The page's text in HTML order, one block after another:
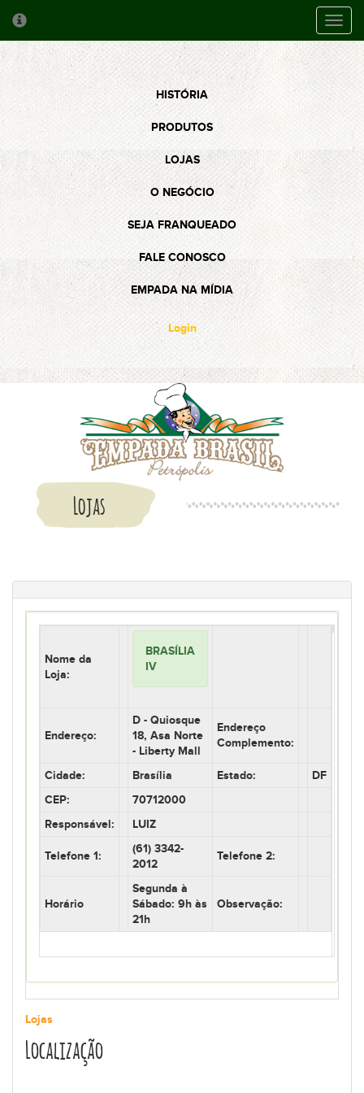
HISTÓRIA
PRODUTOS
LOJAS
O NEGÓCIO
SEJA FRANQUEADO
FALE CONOSCO
EMPADA NA MÍDIA
Login
Lojas
Nome da
Loja:
BRASÍLIA
IV
Endereço:
D - Quiosque
18, Asa Norte
- Liberty Mall
Endereço
Complemento:
Cidade: Brasília Estado:
DF
CEP:
70712000
Responsável:
LUIZ
Telefone 1:
(61) 3342-
2012
Telefone 2:
Horário
Segunda à
Sábado: 9h às
21h
Observação:
Lojas
Localização